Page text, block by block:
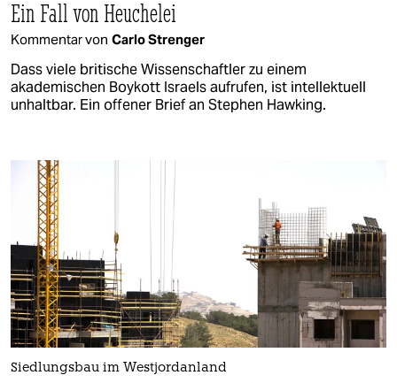
Ein Fall von Heuchelei
Kommentar von Carlo Strenger
Dass viele britische Wissenschaftler zu einem
akademischen Boykott Israels aufrufen, ist intellektuell
unhaltbar. Ein offener Brief an Stephen Hawking.
Siedlungsbau im Westjordanland